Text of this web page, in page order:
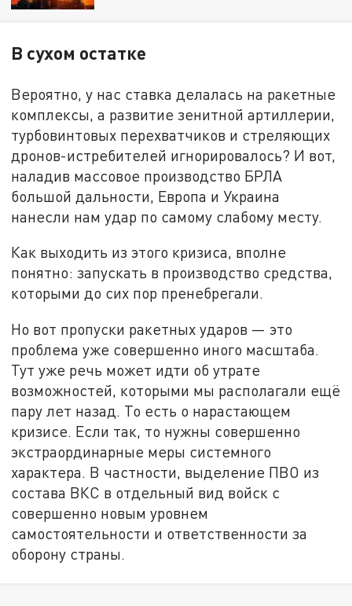
В сухом остатке
Вероятно, у нас ставка делалась на ракетные
комплексы, а развитие зенитной артиллерии,
турбовинтовых перехватчиков и стреляющих
дронов-истребителей игнорировалось? И вот,
наладив массовое производство БРЛА
большой дальности, Европа и Украина
нанесли нам удар по самому слабому месту.
Как выходить из этого кризиса, вполне
понятно: запускать в производство средства,
которыми до сих пор пренебрегали.
Но вот пропуски ракетных ударов — это
проблема уже совершенно иного масштаба.
Тут уже речь может идти об утрате
возможностей, которыми мы располагали ещё
пару лет назад. То есть о нарастающем
кризисе. Если так, то нужны совершенно
экстраординарные меры системного
характера. В частности, выделение ПВО из
состава ВКС в отдельный вид войск с
совершенно новым уровнем
самостоятельности и ответственности за
оборону страны.